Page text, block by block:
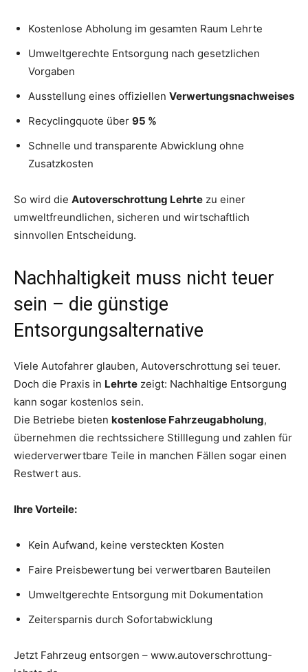
Kostenlose Abholung im gesamten Raum Lehrte
Umweltgerechte Entsorgung nach gesetzlichen
Vorgaben
Ausstellung eines offiziellen Verwertungsnachweises
Recyclingquote über 95 %
Schnelle und transparente Abwicklung ohne
Zusatzkosten
So wird die Autoverschrottung Lehrte zu einer
umweltfreundlichen, sicheren und wirtschaftlich
sinnvollen Entscheidung.
Nachhaltigkeit muss nicht teuer
sein – die günstige
Entsorgungsalternative
Viele Autofahrer glauben, Autoverschrottung sei teuer.
Doch die Praxis in Lehrte zeigt: Nachhaltige Entsorgung
kann sogar kostenlos sein.
Die Betriebe bieten kostenlose Fahrzeugabholung,
übernehmen die rechtssichere Stilllegung und zahlen für
wiederverwertbare Teile in manchen Fällen sogar einen
Restwert aus.
Ihre Vorteile:
Kein Aufwand, keine versteckten Kosten
Faire Preisbewertung bei verwertbaren Bauteilen
Umweltgerechte Entsorgung mit Dokumentation
Zeitersparnis durch Sofortabwicklung
Jetzt Fahrzeug entsorgen – www.autoverschrottung-